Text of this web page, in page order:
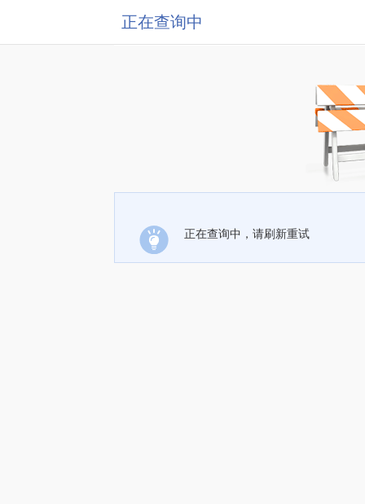
正在查询中
正在查询中，请刷新重试